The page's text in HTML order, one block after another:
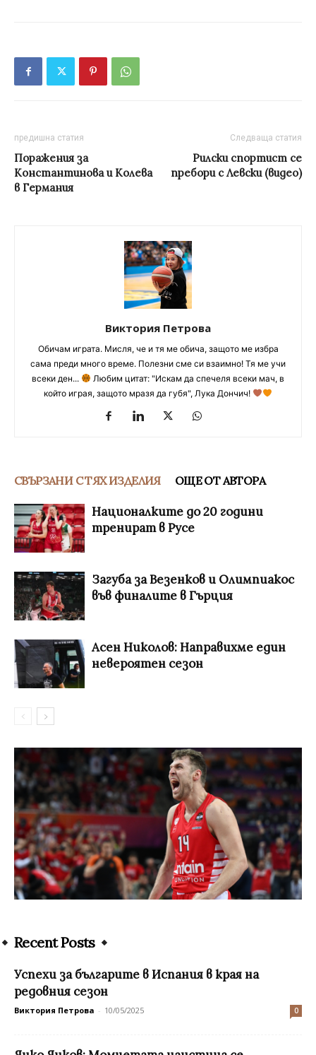
предишна статия
Поражения за
Константинова и Колева
в Германия
Следваща статия
Рилски спортист се
пребори с Левски (видео)
Виктория Петрова
Обичам играта. Мисля, че и тя ме обича, защото ме избра
сама преди много време. Полезни сме си взаимно! Тя ме учи
всеки ден...
Любим цитат: "Искам да спечеля всеки мач, в
който играя, защото мразя да губя", Лука Дончич!
СВЪРЗАНИ С ТЯХ ИЗДЕЛИЯ ОЩЕ ОТ АВТОРА
Националките до 20 години
тренират в Русе
Загуба за Везенков и Олимпиакос
във финалите в Гърция
Асен Николов: Направихме един
невероятен сезон
Recent Posts
Успехи за българите в Испания в края на
редовния сезон
Виктория Петрова - 10/05/2025 0